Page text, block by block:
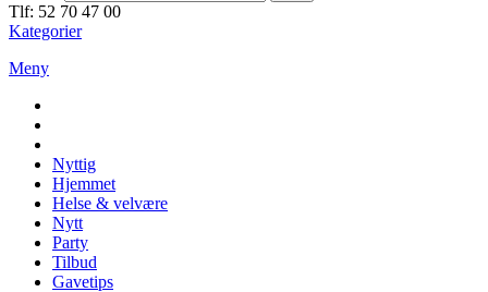
Tlf: 52 70 47 00
Kategorier
Meny
Nyttig
Hjemmet
Helse & velvære
Nytt
Party
Tilbud
Gavetips